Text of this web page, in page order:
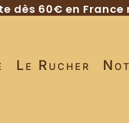
dès 60€ en
Le Rucher